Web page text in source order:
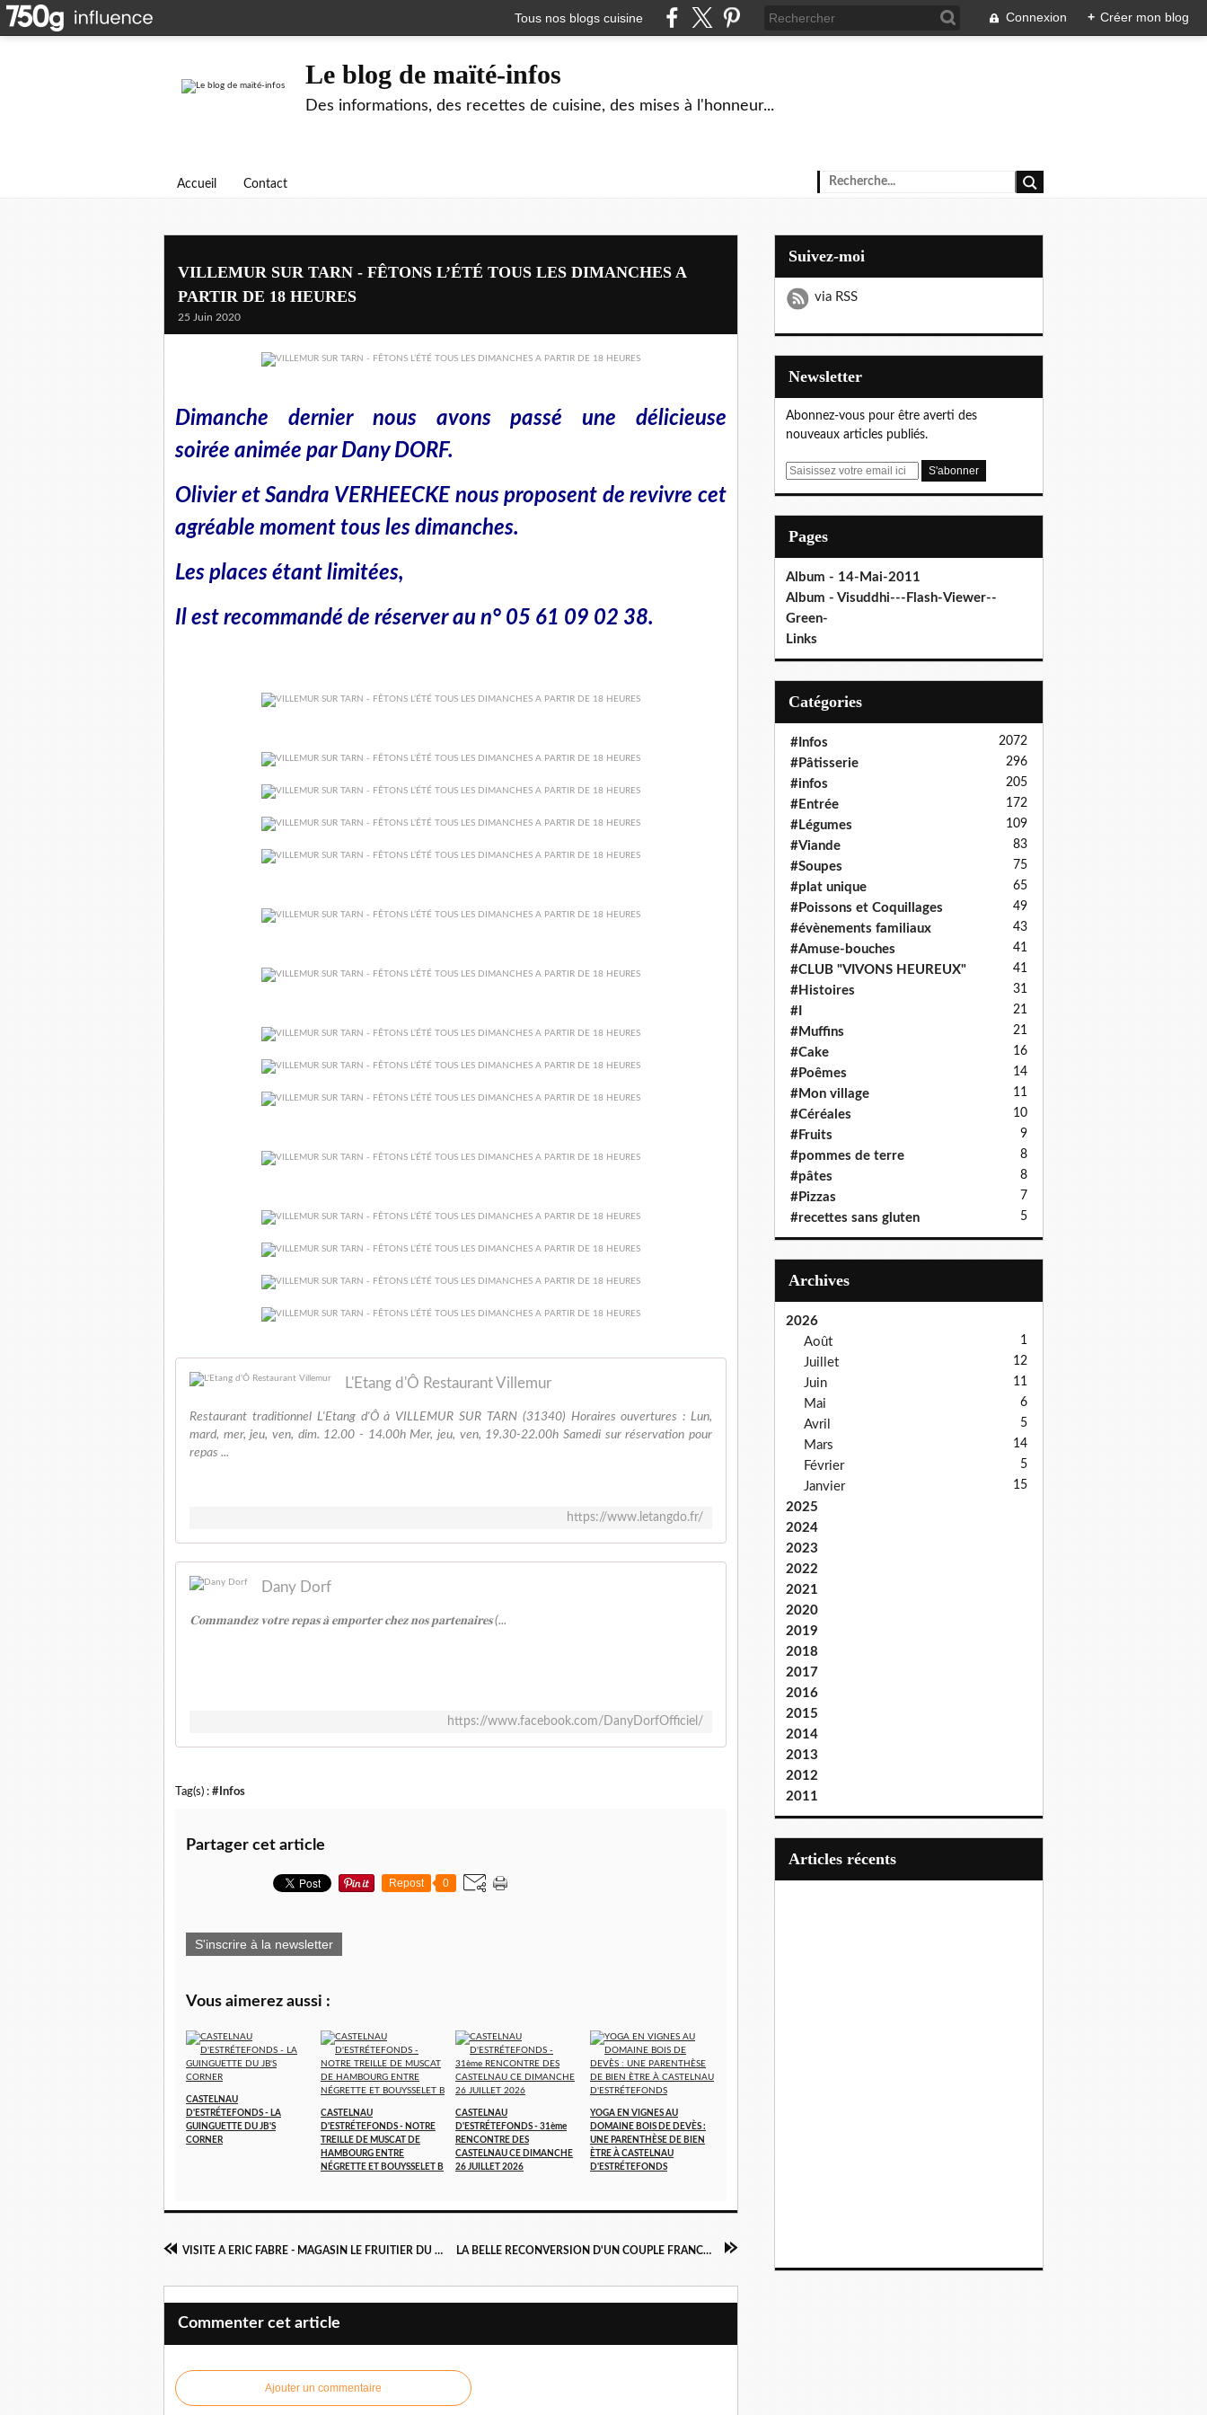
Tous nos blogs cuisine Connexion + Créer mon blog
Le blog de maïté-infos
Des informations, des recettes de cuisine, des mises à l'honneur...
Accueil Contact
VILLEMUR SUR TARN - FÊTONS L’ÉTÉ TOUS LES DIMANCHES A
PARTIR DE 18 HEURES
25 Juin 2020
Dimanche dernier nous avons passé une délicieuse
soirée animée par Dany DORF.
Olivier et Sandra VERHEECKE nous proposent de revivre cet
agréable moment tous les dimanches.
Les places étant limitées,
Il est recommandé de réserverau n° 05 61 09 02 38.
L'Etang d'Ô Restaurant Villemur
Restaurant traditionnel L'Etang d'Ô à VILLEMUR SUR TARN (31340) Horaires ouvertures : Lun,
mard, mer, jeu, ven, dim. 12.00 - 14.00h Mer, jeu, ven, 19.30-22.00h Samedi sur réservation pour
repas ...
https://www.letangdo.fr/
Dany Dorf
𝐂𝐨𝐦𝐦𝐚𝐧𝐝𝐞𝐳 𝐯𝐨𝐭𝐫𝐞 𝐫𝐞𝐩𝐚𝐬 𝐚̀ 𝐞𝐦𝐩𝐨𝐫𝐭𝐞𝐫 𝐜𝐡𝐞𝐳 𝐧𝐨𝐬 𝐩𝐚𝐫𝐭𝐞𝐧𝐚𝐢𝐫𝐞𝐬 (...
https://www.facebook.com/DanyDorfOfficiel/
Tag(s) : #Infos
Partager cet article
Repost 0
S'inscrire à la newsletter
Vous aimerez aussi :
CASTELNAU
D'ESTRÉTEFONDS - LA
GUINGUETTE DU JB'S
CORNER
CASTELNAU
D'ESTRÉTEFONDS - NOTRE
TREILLE DE MUSCAT DE
HAMBOURG ENTRE
NÉGRETTE ET BOUYSSELET B
CASTELNAU
D'ESTRÉTEFONDS - 31ème
RENCONTRE DES
CASTELNAU CE DIMANCHE
26 JUILLET 2026
YOGA EN VIGNES AU
DOMAINE BOIS DE DEVÈS :
UNE PARENTHÈSE DE BIEN
ÈTRE À CASTELNAU
D'ESTRÉTEFONDS
VISITE A ERIC FABRE - MAGASIN LE FRUITIER DU BARRY - A MURET - LA BELLE RECONVERSION D'UN COUPLE FRANCO-GUATÉMALTÈQUE
Commenter cet article
Ajouter un commentaire
Suivez-moi
via RSS
Newsletter
Abonnez-vous pour être averti des
nouveaux articles publiés.
E
Pages
Album - 14-Mai-2011
Album - Visuddhi---Flash-Viewer--
Green-
Links
Catégories
#Infos 2072
#Pâtisserie 296
#infos 205
#Entrée 172
#Légumes 109
#Viande 83
#Soupes 75
#plat unique 65
#Poissons et Coquillages 49
#évènements familiaux 43
#Amuse-bouches 41
#CLUB "VIVONS HEUREUX" 41
#Histoires 31
#I 21
#Muffins 21
#Cake 16
#Poêmes 14
#Mon village 11
#Céréales 10
#Fruits 9
#pommes de terre 8
#pâtes 8
#Pizzas 7
#recettes sans gluten 5
Archives
2026
Août
1
Juillet 12
Juin 11
Mai 6
Avril 5
Mars 14
Février 5
Janvier 15
2025
2024
2023
2022
2021
2020
2019
2018
2017
2016
2015
2014
2013
2012
2011
articles récents